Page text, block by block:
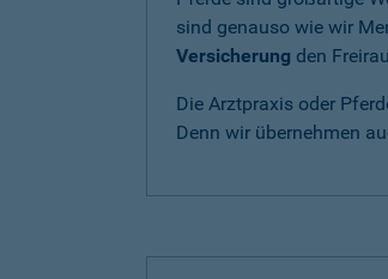
sind genauso wie wir
Versicherung den
Die Arztpraxis oder
Denn wir übernehmen